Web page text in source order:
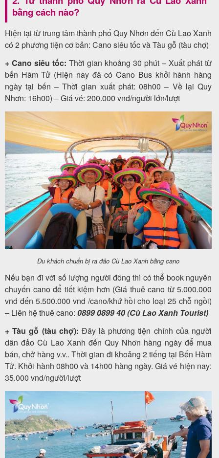
bằng cách nào?
Hiện tại từ trung tâm thành phố Quy Nhơn đến Cù Lao Xanh
có 2 phương tiện cơ bản: Cano siêu tốc và Tàu gỗ (tàu chợ)
+ Cano siêu tốc: Thời gian khoảng 30 phút – Xuất phát từ
bến Hàm Tử (Hiện nay đã có Cano Bus khởi hành hàng
ngày tại bến – Thời gian xuất phát: 08h00 – Về lại Quy
Nhơn: 16h00) – Giá vé: 200.000 vnd/người lớn/lượt
Du khách chuẩn bị ra đảo Cù Lao Xanh bằng cano
Nếu bạn đi với số lượng người đông thì có thể book nguyên
chuyến cano để tiết kiệm hơn (Giá thuê cano từ 5.000.000
vnd đến 5.500.000 vnd /cano/khứ hồi cho loại 25 chỗ ngồi)
– Liên hệ thuê cano: 0899 0899 40 (Cù Lao Xanh Tourist)
+ Tàu gỗ (tàu chợ): Đây là phương tiện chính của người
dân đảo Cù Lao Xanh đến Quy Nhơn hàng ngày để mua
bán, chở hàng v.v.. Thời gian đi khoảng 2 tiếng tại Bến Hàm
Tử. Khởi hành 08h00 và 14h00 hàng ngày. Giá vé hiện nay:
35.000 vnd/người/lượt